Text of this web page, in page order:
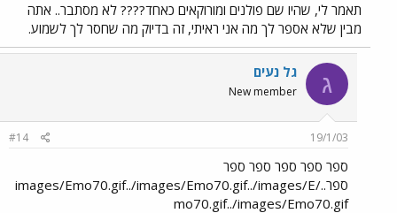
תאמר לי, שהיו שם פולנים ומורוקאים כאחד???? לא מסתבר.. אתה
מבין שלא אספר לך מה אני ראיתי, זה בדיוק מה שחסר לך לשמוע.
ג גל נעים
New member
19/1/03
#14
ספר ספר ספר ספר ספר
ספר../images/Emo70.gif../images/Emo70.gif../images/E
mo70.gif../images/Emo70.gif